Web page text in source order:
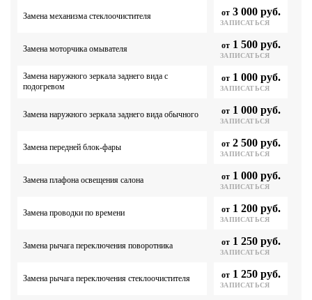
Замена механизма стеклоочистителя от3 000 руб.
ЗАПИСАТЬСЯ
Замена моторчика омывателя от1 500 руб.
ЗАПИСАТЬСЯ
Замена наружного зеркала заднего вида с
подогревом
от1 000 руб.
ЗАПИСАТЬСЯ
Замена наружного зеркала заднего вида обычного от1 000 руб.
ЗАПИСАТЬСЯ
Замена передней блок-фары от2 500 руб.
ЗАПИСАТЬСЯ
Замена плафона освещения салона от1 000 руб.
ЗАПИСАТЬСЯ
Замена проводки по времени от1 200 руб.
ЗАПИСАТЬСЯ
Замена рычага переключения поворотника от1 250 руб.
ЗАПИСАТЬСЯ
Замена рычага переключения стеклоочистителя от1 250 руб.
ЗАПИСАТЬСЯ